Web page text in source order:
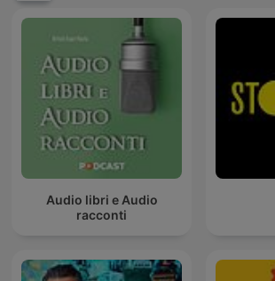
Audio libri e Audio
racconti